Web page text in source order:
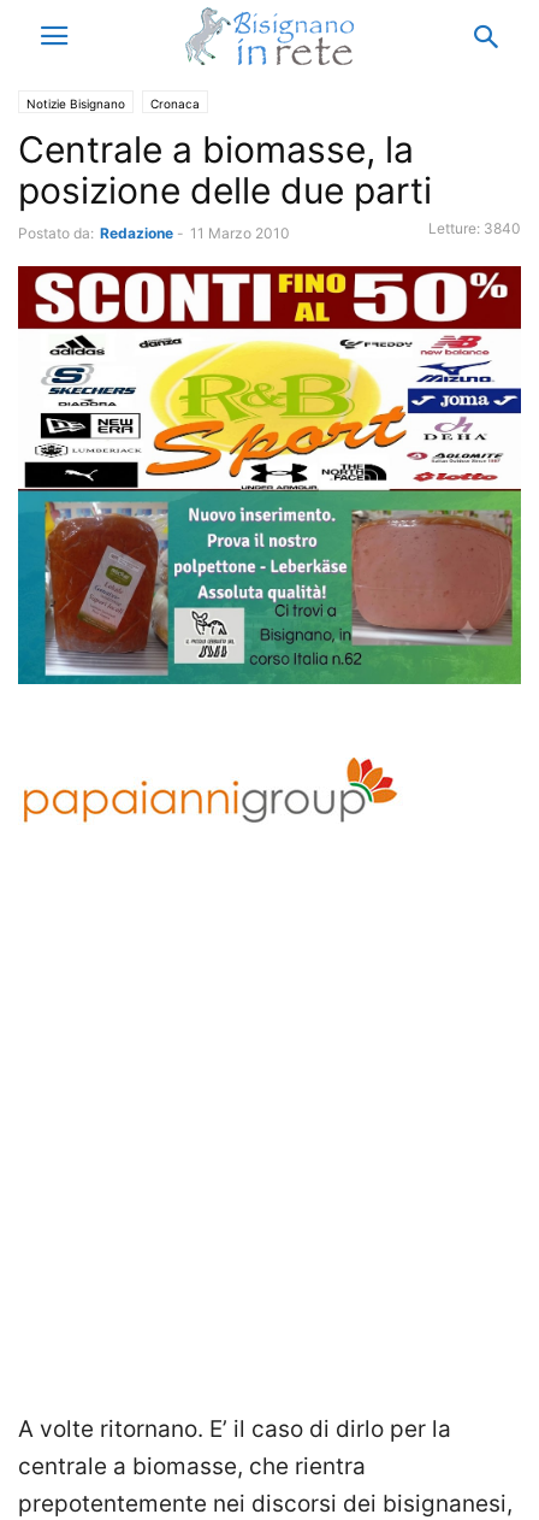
Notizie Bisignano Cronaca
Centrale a biomasse, la
posizione delle due parti
Postato da: Redazione - 11 Marzo 2010 Letture: 3840
A volte ritornano. E’ il caso di dirlo per la
centrale a biomasse, che rientra
prepotentemente nei discorsi dei bisignanesi,